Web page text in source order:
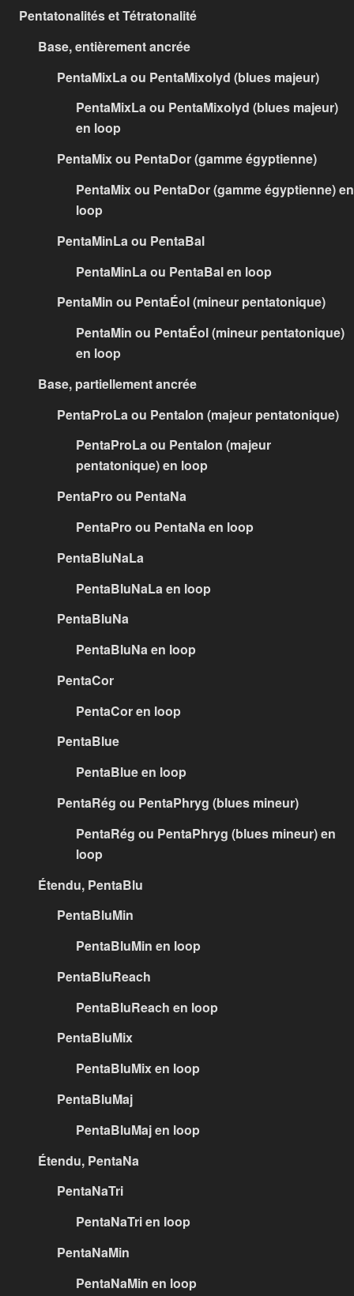
Pentatonalités et Tétratonalité
Base, entièrement ancrée
PentaMixLa ou PentaMixolyd (blues majeur)
PentaMixLa ou PentaMixolyd (blues majeur)
en loop
PentaMix ou PentaDor (gamme égyptienne)
PentaMix ou PentaDor (gamme égyptienne) en
loop
PentaMinLa ou PentaBal
PentaMinLa ou PentaBal en loop
PentaMin ou PentaÉol (mineur pentatonique)
PentaMin ou PentaÉol (mineur pentatonique)
en loop
Base, partiellement ancrée
PentaProLa ou PentaIon (majeur pentatonique)
PentaProLa ou PentaIon (majeur
pentatonique) en loop
PentaPro ou PentaNa
PentaPro ou PentaNa en loop
PentaBluNaLa
PentaBluNaLa en loop
PentaBluNa
PentaBluNa en loop
PentaCor
PentaCor en loop
PentaBlue
PentaBlue en loop
PentaRég ou PentaPhryg (blues mineur)
PentaRég ou PentaPhryg (blues mineur) en
loop
Étendu, PentaBlu
PentaBluMin
PentaBluMin en loop
PentaBluReach
PentaBluReach en loop
PentaBluMix
PentaBluMix en loop
PentaBluMaj
PentaBluMaj en loop
Étendu, PentaNa
PentaNaTri
PentaNaTri en loop
PentaNaMin
PentaNaMin en loop